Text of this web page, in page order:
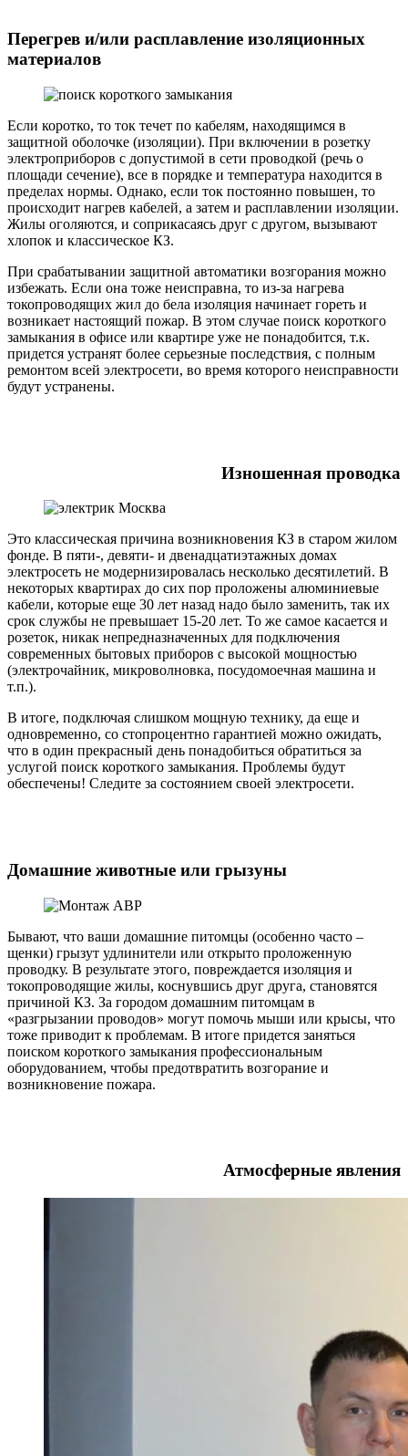
Перегрев и/или расплавление изоляционных
материалов
Если коротко, то ток течет по кабелям, находящимся в
защитной оболочке (изоляции). При включении в розетку
электроприборов с допустимой в сети проводкой (речь о
площади сечение), все в порядке и температура находится в
пределах нормы. Однако, если ток постоянно повышен, то
происходит нагрев кабелей, а затем и расплавлении изоляции.
Жилы оголяются, и соприкасаясь друг с другом, вызывают
хлопок и классическое КЗ.
При срабатывании защитной автоматики возгорания можно
избежать. Если она тоже неисправна, то из-за нагрева
токопроводящих жил до бела изоляция начинает гореть и
возникает настоящий пожар. В этом случае поиск короткого
замыкания в офисе или квартире уже не понадобится, т.к.
придется устранят более серьезные последствия, с полным
ремонтом всей электросети, во время которого неисправности
будут устранены.
Изношенная проводка
Это классическая причина возникновения КЗ в старом жилом
фонде. В пяти-, девяти- и двенадцатиэтажных домах
электросеть не модернизировалась несколько десятилетий. В
некоторых квартирах до сих пор проложены алюминиевые
кабели, которые еще 30 лет назад надо было заменить, так их
срок службы не превышает 15-20 лет. То же самое касается и
розеток, никак непредназначенных для подключения
современных бытовых приборов с высокой мощностью
(электрочайник, микроволновка, посудомоечная машина и
т.п.).
В итоге, подключая слишком мощную технику, да еще и
одновременно, со стопроцентно гарантией можно ожидать,
что в один прекрасный день понадобиться обратиться за
услугой поиск короткого замыкания. Проблемы будут
обеспечены! Следите за состоянием своей электросети.
Домашние животные или грызуны
Бывают, что ваши домашние питомцы (особенно часто –
щенки) грызут удлинители или открыто проложенную
проводку. В результате этого, повреждается изоляция и
токопроводящие жилы, коснувшись друг друга, становятся
причиной КЗ. За городом домашним питомцам в
«разгрызании проводов» могут помочь мыши или крысы, что
тоже приводит к проблемам. В итоге придется заняться
поиском короткого замыкания профессиональным
оборудованием, чтобы предотвратить возгорание и
возникновение пожара.
Атмосферные явления